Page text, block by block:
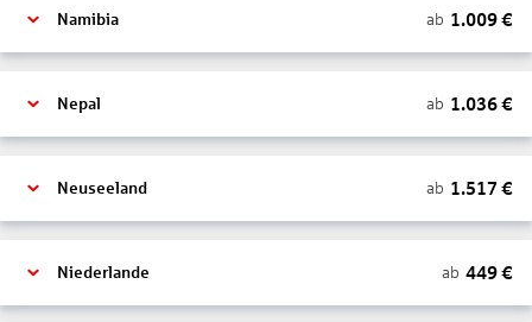
Namibia ab 1.009€
Nepal ab 1.036€
Neuseeland ab 1.517 €
Niederlande ab 449€